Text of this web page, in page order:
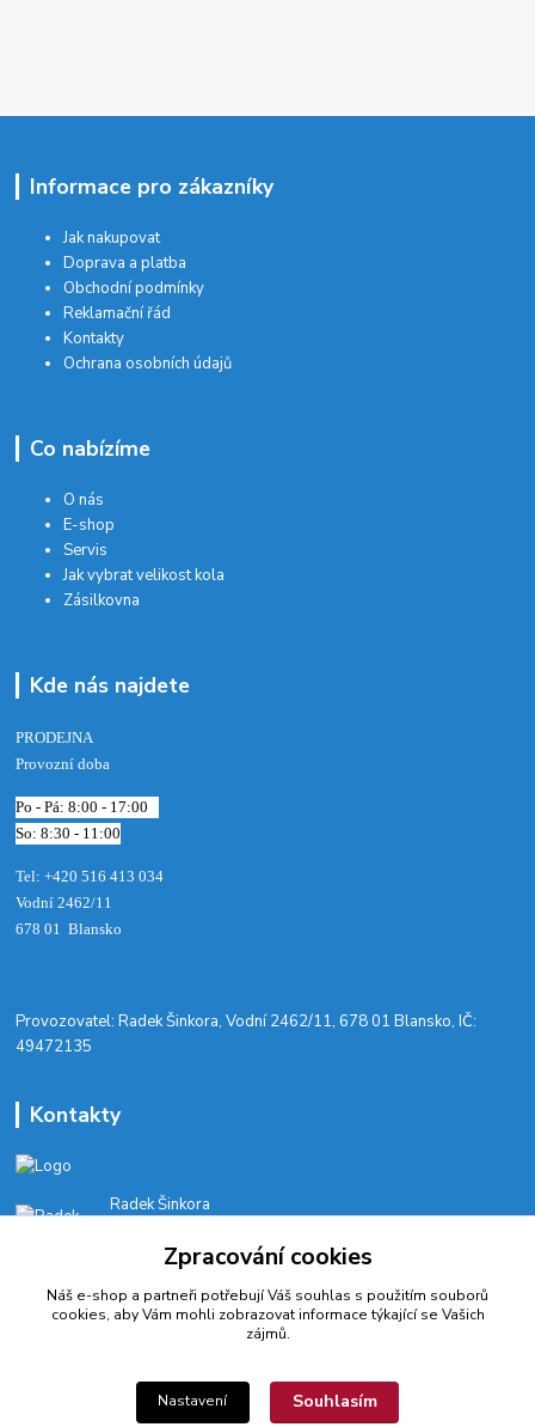
Informace pro zákazníky
Jak nakupovat
Doprava a platba
Obchodní podmínky
Reklamační řád
Kontakty
Ochrana osobních údajů
Co nabízíme
O nás
E-shop
Servis
Jak vybrat velikost kola
Zásilkovna
Kde nás najdete
PRODEJNA
Provozní doba
Po - Pá: 8:00 - 17:00
So: 8:30 - 11:00
Tel: +420 516 413 034‬
Vodní 2462/11
678 01 Blansko
​Provozovatel: Radek Šinkora, Vodní 2462/11, 678 01 Blansko, IČ:
49472135
Kontakty
Radek Šinkora
E-SHOP: Po-Pá, 8-17 hod.
cyklobikesport@seznam.cz
Zpracování cookies
Náš e-shop a partneři potřebují Váš souhlas s použitím souborů
cookies, aby Vám mohli zobrazovat informace týkající se Vašich
zájmů.
Nastavení Souhlasím